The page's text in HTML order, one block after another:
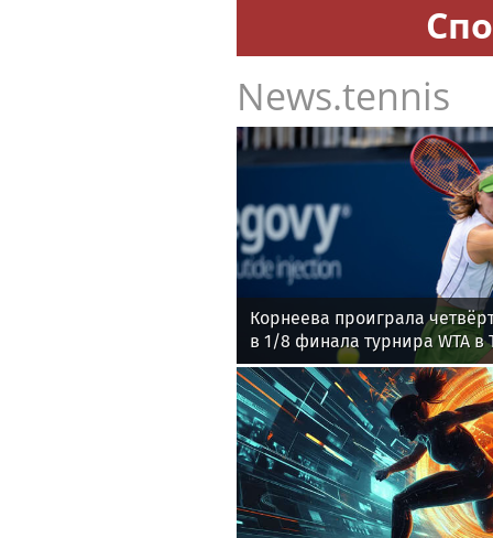
News.tennis
Корнеева проиграла
в 1/8 финала турнира WTA в